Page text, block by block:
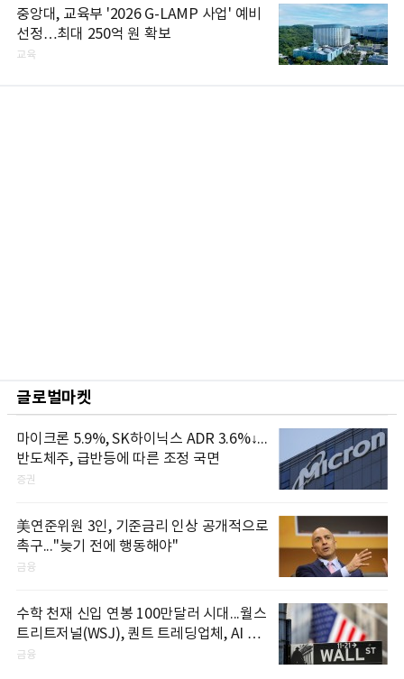
중앙대, 교육부 '2026 G-LAMP 사업' 예비
선정…최대 250억 원 확보
교육
글로벌마켓
마이크론 5.9%, SK하이닉스 ADR 3.6%↓...
반도체주, 급반등에 따른 조정 국면
증권
美연준위원 3인, 기준금리 인상 공개적으로
촉구..."늦기 전에 행동해야"
금융
수학 천재 신입 연봉 100만달러 시대...월스
트리트저널(WSJ), 퀀트 트레딩업체, AI 기
업들 인재 확보 경쟁
금융